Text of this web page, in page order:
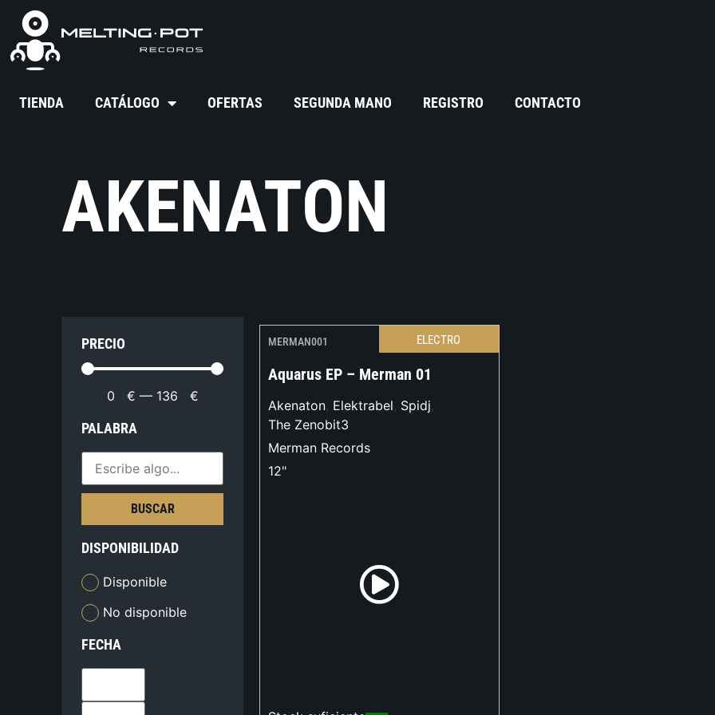
TIENDA CATÁLOGO OFERTAS SEGUNDA MANO REGISTRO CONTACTO
AKENATON
PRECIO
0 € — 136 €
PALABRA
BUSCAR
DISPONIBILIDAD
Disponible
No disponible
FECHA
MERMAN001 ELECTRO
Aquarus EP – Merman 01
Akenaton, Elektrabel, Spidj,
The Zenobit3
Merman Records
12"